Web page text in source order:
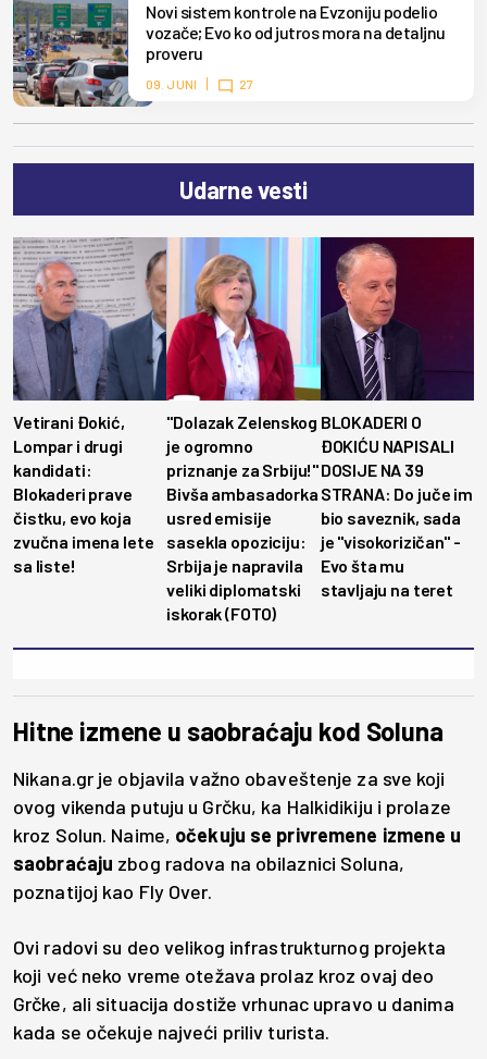
Novi sistem kontrole na Evzoniju podelio
vozače; Evo ko od jutros mora na detaljnu
proveru
09. JUNI 27
Udarne vesti
Vetirani Đokić,
Lompar i drugi
kandidati:
Blokaderi prave
čistku, evo koja
zvučna imena lete
sa liste!
"Dolazak Zelenskog
je ogromno
priznanje za Srbiju!"
Bivša ambasadorka
usred emisije
sasekla opoziciju:
Srbija je napravila
veliki diplomatski
iskorak (FOTO)
BLOKADERI O
ĐOKIĆU NAPISALI
DOSIJE NA 39
STRANA: Do juče im
bio saveznik, sada
je ''visokorizičan'' -
Evo šta mu
stavljaju na teret
Hitne izmene u saobraćaju kod Soluna
Nikana.gr je objavila važno obaveštenje za sve koji
ovog vikenda putuju u Grčku, ka Halkidikiju i prolaze
kroz Solun. Naime, očekuju se privremene izmene u
saobraćaju zbog radova na obilaznici Soluna,
poznatijoj kao Fly Over.
Ovi radovi su deo velikog infrastrukturnog projekta
koji već neko vreme otežava prolaz kroz ovaj deo
Grčke, ali situacija dostiže vrhunac upravo u danima
kada se očekuje najveći priliv turista.